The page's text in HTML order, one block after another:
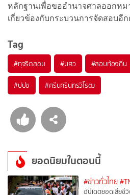
หลักฐานเพื่อขออำนาจศาลออกห
เกี่ยวข้องกับกระบวนการจัดสอบอีก
Tag
#ทุจริตสอบ #มศว #สอบท้องถิ่น
#ปปช #ศรีนครินทรวิโรฒ
ยอดนิยมในตอนนี้
#ข่าวทั่วไทย
อัปเดตยอดเสียชีวิ